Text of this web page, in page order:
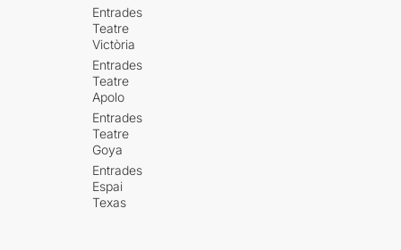
Entrades
Teatre
Victòria
Entrades
Teatre
Apolo
Entrades
Teatre
Goya
Entrades
Espai
Texas